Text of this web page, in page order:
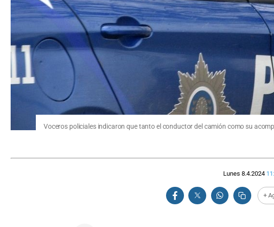
Voceros policiales indicaron que tanto el conductor del camión como su
Lunes 8.4.2024
+